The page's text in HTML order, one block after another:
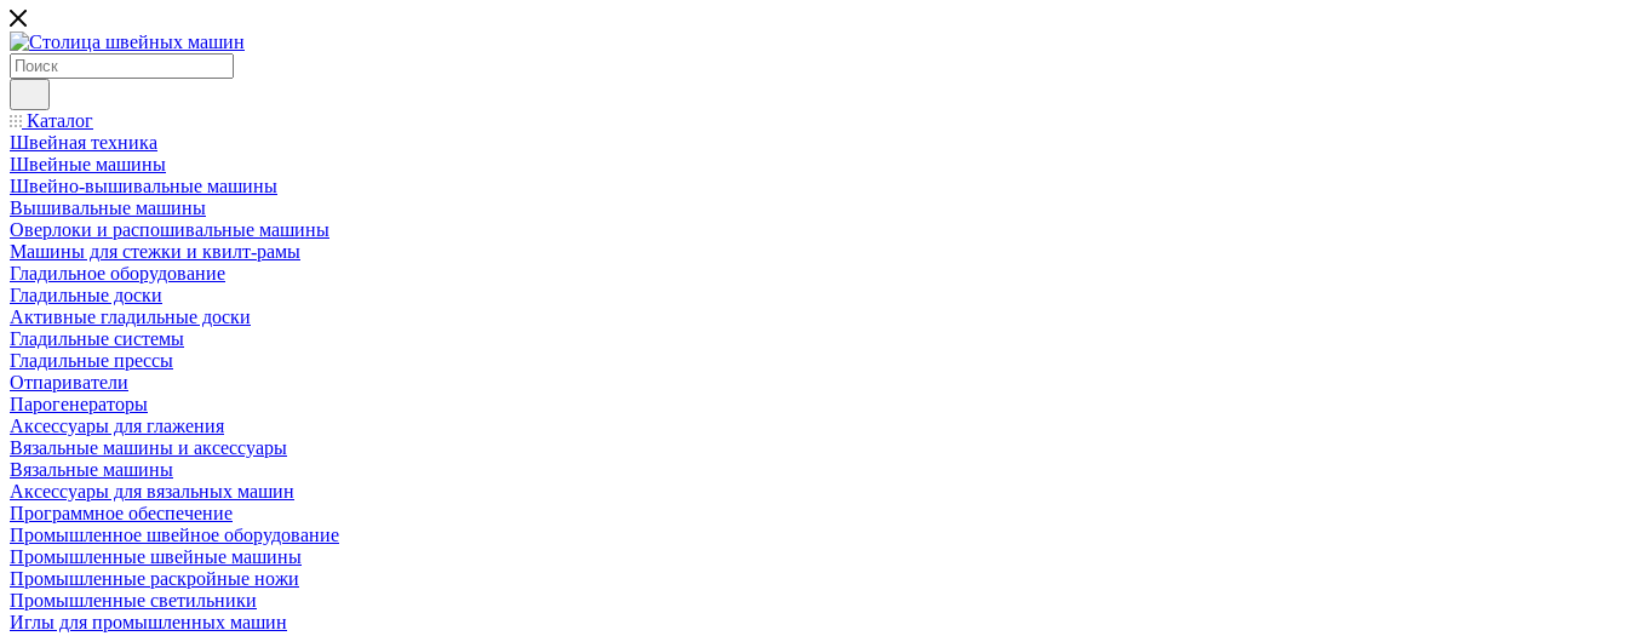
Каталог
Швейная техника
Швейные машины
Швейно-вышивальные машины
Вышивальные машины
Оверлоки и распошивальные машины
Машины для стежки и квилт-рамы
Гладильное оборудование
Гладильные доски
Активные гладильные доски
Гладильные системы
Гладильные прессы
Отпариватели
Парогенераторы
Аксессуары для глажения
Вязальные машины и аксессуары
Вязальные машины
Аксессуары для вязальных машин
Программное обеспечение
Промышленное швейное оборудование
Промышленные швейные машины
Промышленные раскройные ножи
Промышленные светильники
Иглы для промышленных машин